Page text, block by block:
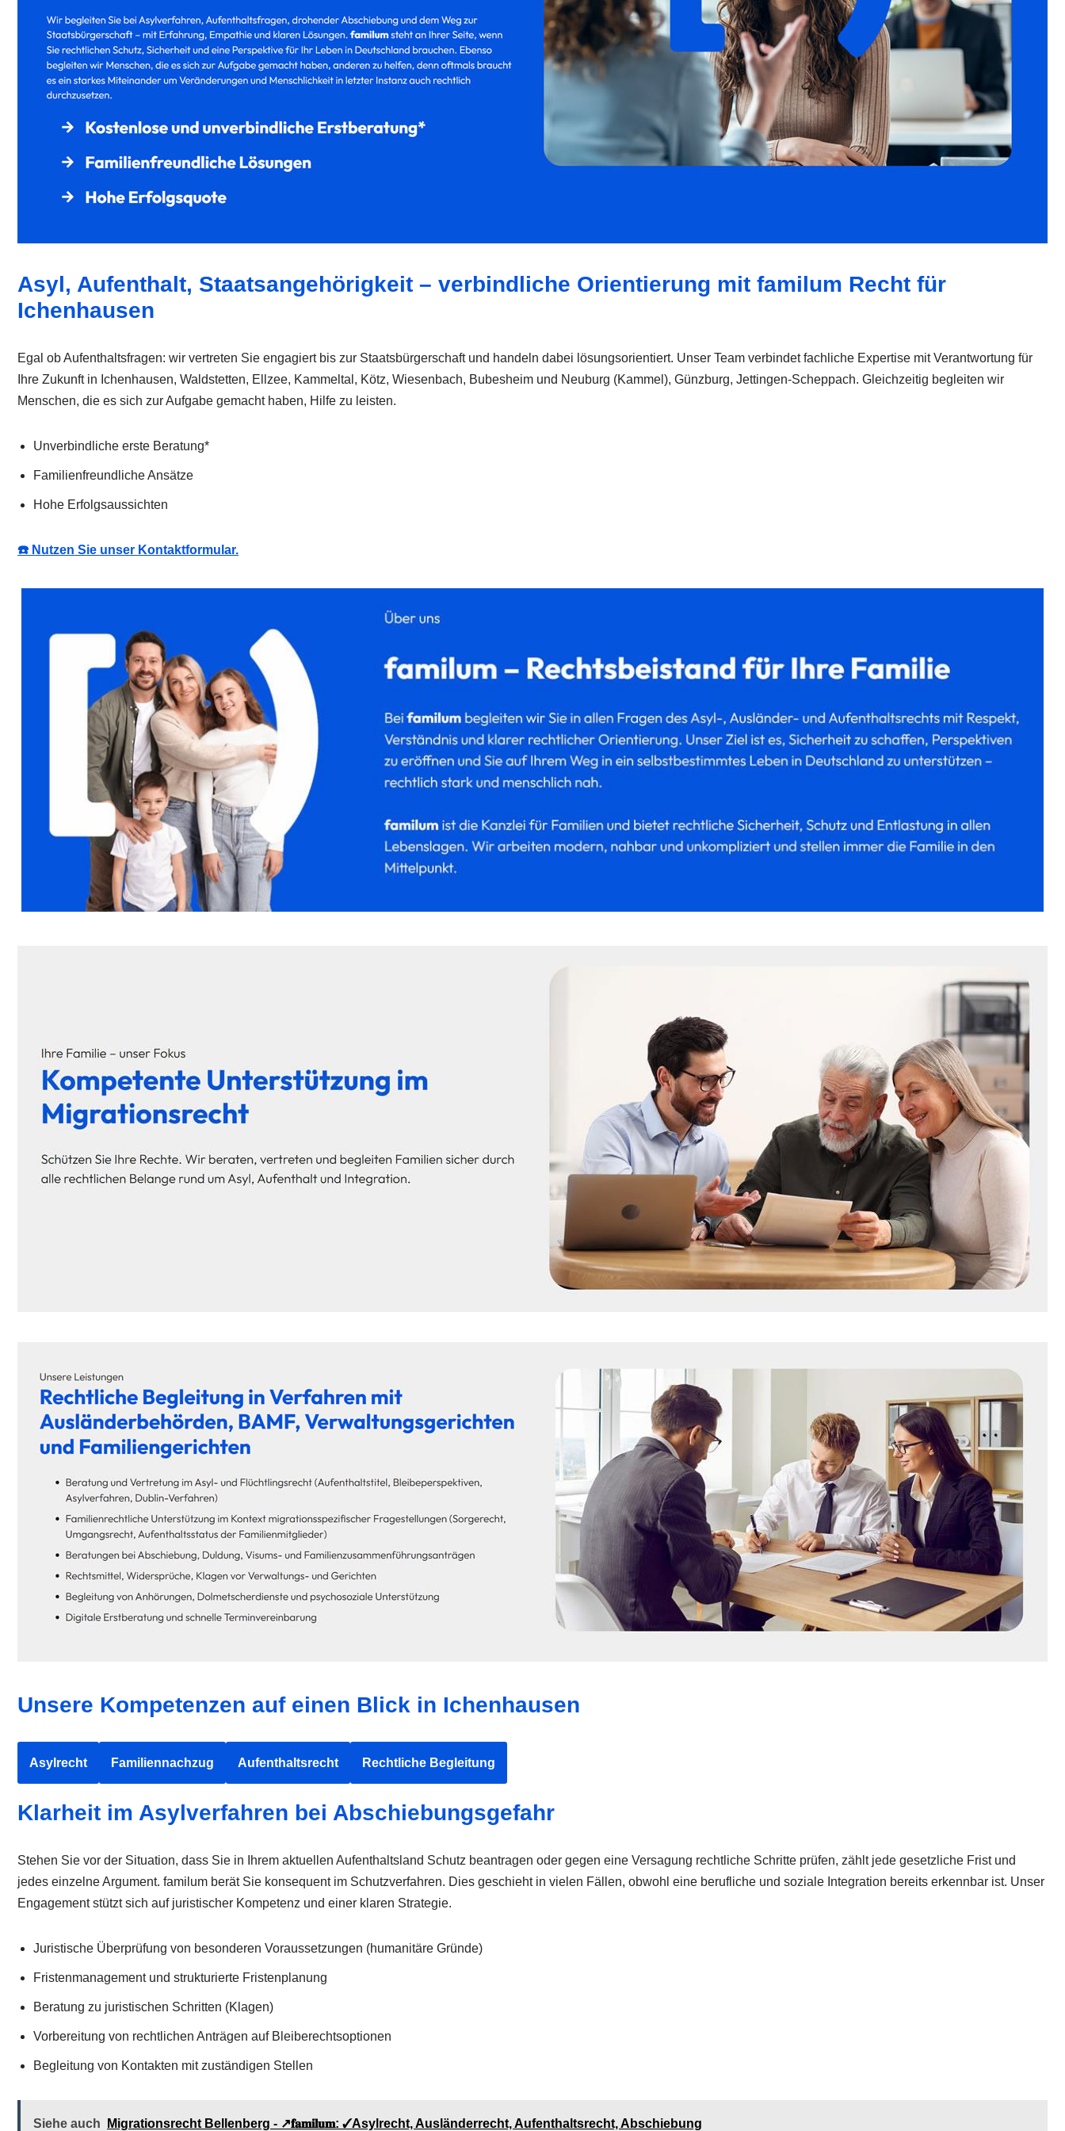
Asyl, Aufenthalt, Staatsangehörigkeit – verbindliche Orientierung mit familum Recht für
Ichenhausen
Egal ob Aufenthaltsfragen: wir vertreten Sie engagiert bis zur Staatsbürgerschaft und handeln dabei lösungsorientiert. Unser Team verbindet fachliche Expertise mit Verantwortung für
Ihre Zukunft in Ichenhausen, Waldstetten, Ellzee, Kammeltal, Kötz, Wiesenbach, Bubesheim und Neuburg (Kammel), Günzburg, Jettingen-Scheppach. Gleichzeitig begleiten wir
Menschen, die es sich zur Aufgabe gemacht haben, Hilfe zu leisten.
Unverbindliche erste Beratung*
Familienfreundliche Ansätze
Hohe Erfolgsaussichten
☎️ Nutzen Sie unser Kontaktformular.
Unsere Kompetenzen auf einen Blick in Ichenhausen
Asylrecht Familiennachzug Aufenthaltsrecht Rechtliche Begleitung
Klarheit im Asylverfahren bei Abschiebungsgefahr
Stehen Sie vor der Situation, dass Sie in Ihrem aktuellen Aufenthaltsland Schutz beantragen oder gegen eine Versagung rechtliche Schritte prüfen, zählt jede gesetzliche Frist und
jedes einzelne Argument. familum berät Sie konsequent im Schutzverfahren. Dies geschieht in vielen Fällen, obwohl eine berufliche und soziale Integration bereits erkennbar ist. Unser
Engagement stützt sich auf juristischer Kompetenz und einer klaren Strategie.
Juristische Überprüfung von besonderen Voraussetzungen (humanitäre Gründe)
Fristenmanagement und strukturierte Fristenplanung
Beratung zu juristischen Schritten (Klagen)
Vorbereitung von rechtlichen Anträgen auf Bleiberechtsoptionen
Begleitung von Kontakten mit zuständigen Stellen
Siehe auch Migrationsrecht Bellenberg - ↗️𝐟𝐚𝐦𝐢𝐥𝐮𝐦: ✓Asylrecht, Ausländerrecht, Aufenthaltsrecht, Abschiebung